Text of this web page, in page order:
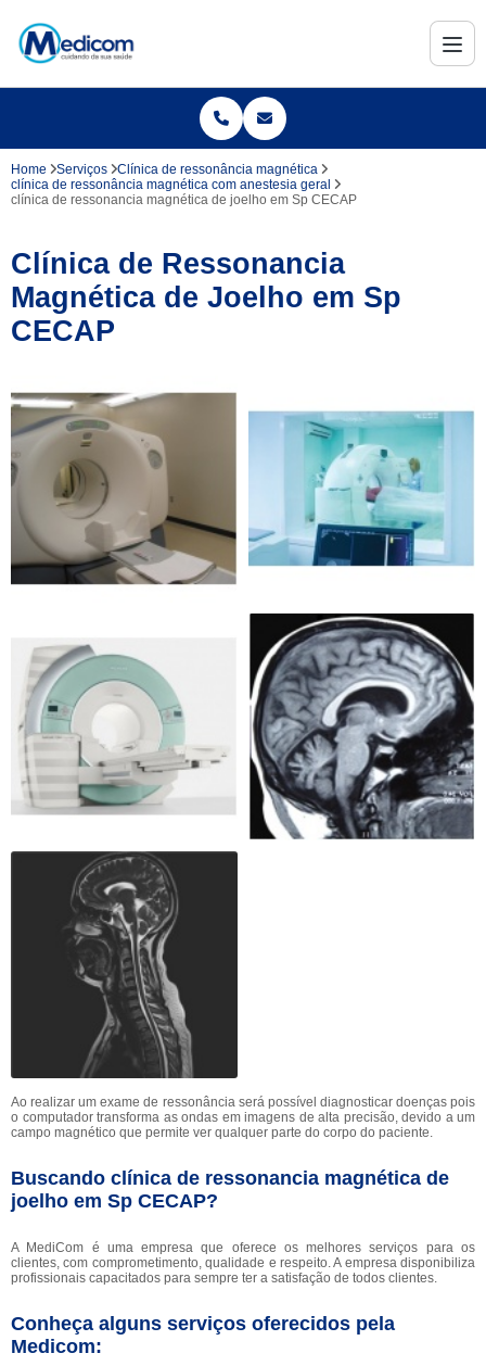
Home Serviços
Clínica de ressonância magnética
clínica de ressonância magnética com anestesia geral
clínica de ressonancia magnética de joelho em Sp CECAP
Clínica de Ressonancia
Magnética de Joelho em Sp
CECAP
Ao realizar um exame de ressonância será possível diagnosticar doenças pois
o computador transforma as ondas em imagens de alta precisão, devido a um
campo magnético que permite ver qualquer parte do corpo do paciente.
Buscando clínica de ressonancia magnética de
joelho em Sp CECAP?
A MediCom é uma empresa que oferece os melhores serviços para os
clientes, com comprometimento, qualidade e respeito. A empresa disponibiliza
profissionais capacitados para sempre ter a satisfação de todos clientes.
Conheça alguns serviços oferecidos pela
Medicom: